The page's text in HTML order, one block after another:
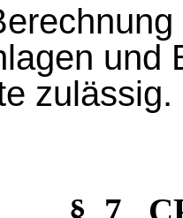
und
zulässig.